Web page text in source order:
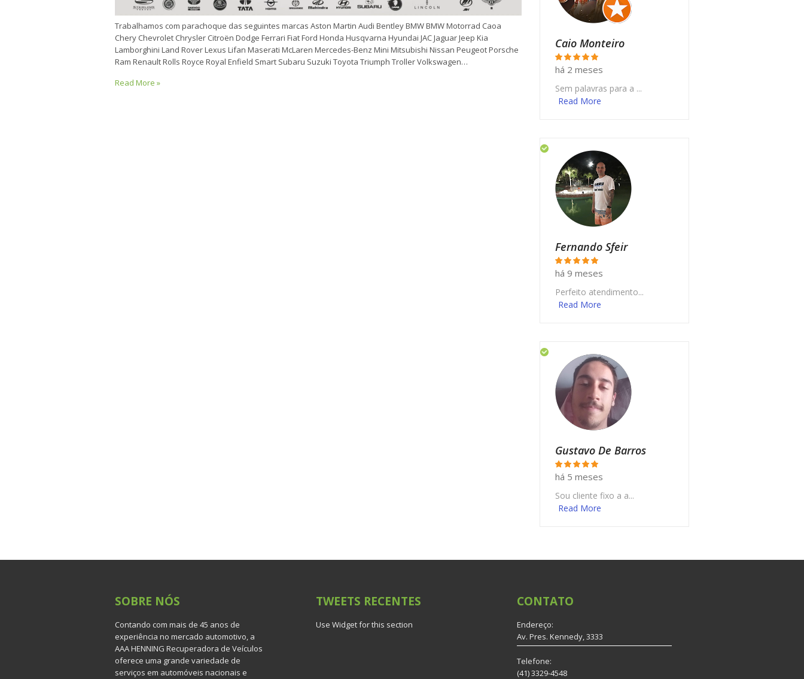
Trabalhamos com parachoque das seguintes marcas Aston Martin Audi Bentley BMW BMW Motorrad Caoa
Chery Chevrolet Chrysler Citroën Dodge Ferrari Fiat Ford Honda Husqvarna Hyundai JAC Jaguar Jeep Kia
Lamborghini Land Rover Lexus Lifan Maserati McLaren Mercedes-Benz Mini Mitsubishi Nissan Peugeot Porsche
Ram Renault Rolls Royce Royal Enfield Smart Subaru Suzuki Toyota Triumph Troller Volkswagen…
Read More »
Caio Monteiro
há 2 meses
Sem palavras para a ...
Read More
Fernando Sfeir
há 9 meses
Perfeito atendimento...
Read More
Gustavo De Barros
há 5 meses
Sou cliente fixo a a...
Read More
SOBRE NÓS
Contando com mais de 45 anos de
experiência no mercado automotivo, a
AAA HENNING Recuperadora de Veículos
oferece uma grande variedade de
serviços em automóveis nacionais e
TWEETS RECENTES
Use Widget for this section
CONTATO
Endereço:
Av. Pres. Kennedy, 3333
Telefone:
(41) 3329-4548